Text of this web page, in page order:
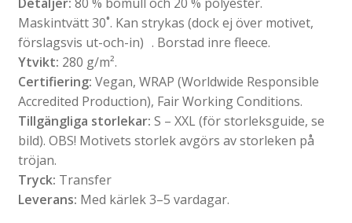
Maskintvätt 30˚. Kan strykas (dock ej över motivet,
förslagsvis ut-och-in) . Borstad inre fleece.
Ytvikt: 280 g/m².
Certifiering: Vegan, WRAP (Worldwide Responsible
Accredited Production), Fair Working Conditions.
Tillgängliga storlekar: S – XXL (för storleksguide, se
bild). OBS! Motivets storlek avgörs av storleken på
tröjan.
Tryck: Transfer
Leverans: Med kärlek 3–5 vardagar.